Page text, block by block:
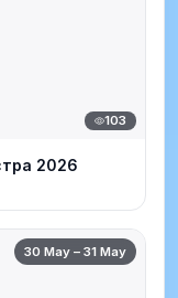
103
2026
30 May – 31 May